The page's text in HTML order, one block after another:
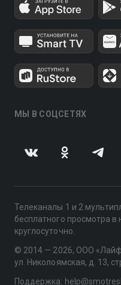
МЫ В СОЦСЕТЯХ
Телеканалы 1 и 2
бесплатного просмотра
круглосуточно.
© 2014 — 2026, ООО
ул. Николоямская, д. 13,
Поддержка: